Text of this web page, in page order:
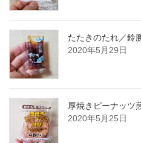
たたきのたれ／鈴
2020年5月29日
厚焼きピーナッツ
2020年5月25日